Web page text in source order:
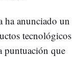
ha anunciado un
tecnológicos
puntuación que